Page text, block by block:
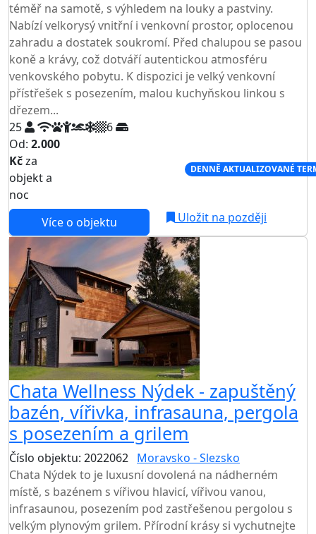
téměř na samotě, s výhledem na louky a pastviny.
Nabízí velkorysý vnitřní i venkovní prostor, oplocenou
zahradu a dostatek soukromí. Před chalupou se pasou
koně a krávy, což dotváří autentickou atmosféru
venkovského pobytu. K dispozici je velký venkovní
přístřešek s posezením, malou kuchyňskou linkou s
dřezem...
25
6
Od: 2.000
Kčza
objekt a
noc
DENNĚ AKTUALIZOVANÉ
Více o objektu Uložit na později
Chata Wellness Nýdek - zapuštěný
bazén, vířivka, infrasauna, pergola
s posezením a grilem
Číslo objektu: 2022062 Moravsko - Slezsko
Chata Nýdek to je luxusní dovolená na nádherném
místě, s bazénem s vířivou hlavicí, vířivou vanou,
infrasaunou, posezením pod zastřešenou pergolou s
velkým plynovým grilem. Přírodní krásy si vychutnejte